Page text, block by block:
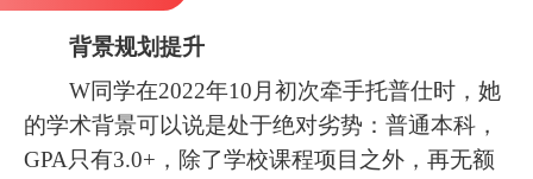
背景规划提升
W同学在2022年10月初次牵手托普仕时，她
的学术背景可以说是处于绝对劣势：普通本科，
GPA只有3.0+，除了学校课程项目之外，再无额